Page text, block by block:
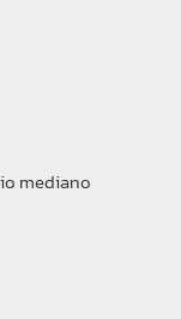
mediano